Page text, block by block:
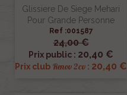
Glissiere De Siege Mehari
Pour Grande Personne
Ref :001587
24,00 €
Prix public : 20,40 €
Prix club Renov 2cv : 20,40 €